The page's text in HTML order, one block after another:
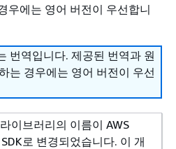
우에는 영어 버전이 우선합니
번역입니다. 제공된 번역과 원
는 경우에는 영어 버전이 우선
이브러리의 이름이 AWS
로 변경되었습니다. 이 개